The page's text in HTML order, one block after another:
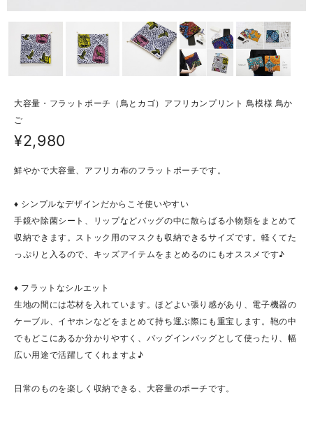
大容量・フラットポーチ（鳥とカゴ）アフリカンプリント 鳥模様 鳥か
ご
¥2,980
鮮やかで大容量、アフリカ布のフラットポーチです。
♦ シンプルなデザインだからこそ使いやすい
手鏡や除菌シート、リップなどバッグの中に散らばる小物類をまとめて
収納できます。ストック用のマスクも収納できるサイズです。軽くてた
っぷりと入るので、キッズアイテムをまとめるのにもオススメです♪
♦ フラットなシルエット
生地の間には芯材を入れています。ほどよい張り感があり、電子機器の
ケーブル、イヤホンなどをまとめて持ち運ぶ際にも重宝します。鞄の中
でもどこにあるか分かりやすく、バッグインバッグとして使ったり、幅
広い用途で活躍してくれますよ♪
日常のものを楽しく収納できる、大容量のポーチです。